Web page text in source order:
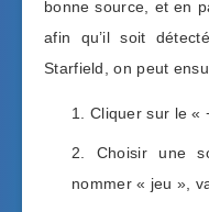
bonne source, et en
afin qu’il soit
Starfield, on peut
Cliquer sur le «
Choisir une
nommer « jeu »,